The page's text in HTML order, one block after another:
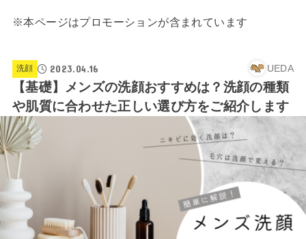
※本ページはプロモーションが含まれています
洗顔 2023.04.16 UEDA
【基礎】メンズの洗顔おすすめは？洗顔の種類
や肌質に合わせた正しい選び方をご紹介します